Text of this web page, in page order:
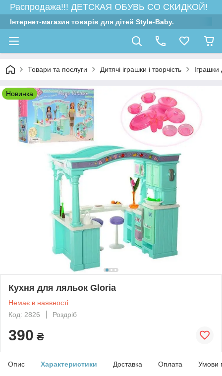
Распродажа!!! ДЕТСКАЯ ОБУВЬ СО СКИДКОЙ!
Інтернет-магазин товарів для дітей Style-Baby.
Товари та послуги Дитячі іграшки і творчість Іграшки
Новинка
Кухня для ляльок Gloria
Немає в наявності
Код: 2826
Роздріб
390 ₴
Опис Характеристики Доставка Оплата Умови